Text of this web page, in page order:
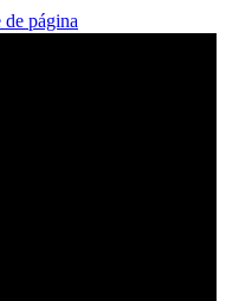
de página